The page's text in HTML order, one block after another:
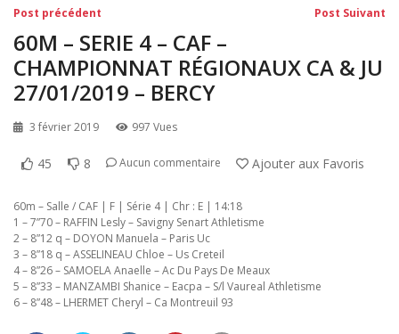
Navigation
de
l’article
Post précédent Post Suivant
60M – SERIE 4 – CAF –
CHAMPIONNAT RÉGIONAUX CA & JU
27/01/2019 – BERCY
3 février 2019 997 Vues
45 8 Aucun commentaire Ajouter aux Favoris
60m – Salle / CAF | F | Série 4 | Chr : E | 14:18
1 – 7”70 – RAFFIN Lesly – Savigny Senart Athletisme
2 – 8”12 q – DOYON Manuela – Paris Uc
3 – 8”18 q – ASSELINEAU Chloe – Us Creteil
4 – 8”26 – SAMOELA Anaelle – Ac Du Pays De Meaux
5 – 8”33 – MANZAMBI Shanice – Eacpa – S/l Vaureal Athletisme
6 – 8”48 – LHERMET Cheryl – Ca Montreuil 93